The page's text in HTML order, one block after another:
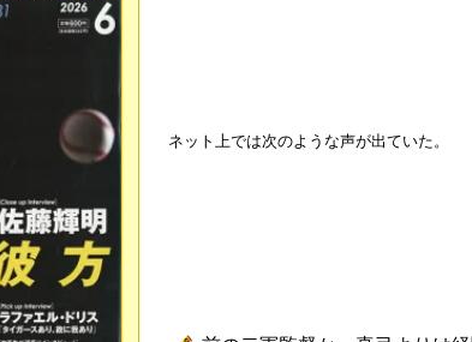
ネット上では次のような声が出ていた。